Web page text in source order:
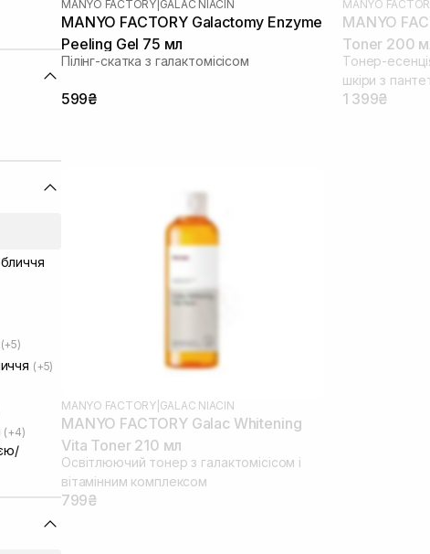
(+5)
(+5)
(+4)
MANYO FACTORY| GALAC NIACIN
MANYO FACTORY Galactomy Enzyme
Peeling Gel 75 мл
Пілінг-скатка з галактомісісом
599₴
MANYO
MANYO
Toner 200
Тонер-
шкіри з
1 399₴
MANYO FACTORY| GALAC NIACIN
MANYO FACTORY Galac Whitening
Vita Toner 210 мл
Освітлюючий тонер з галактомісісом і
вітамінним комплексом
799₴